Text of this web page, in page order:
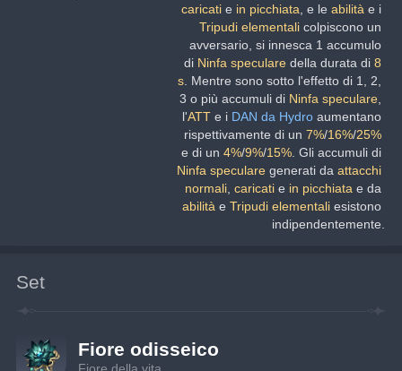
caricati e in picchiata , e le abilità e i
Tripudi elementali colpiscono un
avversario, si innesca 1 accumulo
di Ninfa speculare della durata di 8
s . Mentre sono sotto l'effetto di 1, 2,
3 o più accumuli di Ninfa speculare
l'ATT e i DAN da Hydro aumentano
rispettivamente di un 7%/16%/25%
e di un 4%/9%/15% . Gli accumuli di
Ninfa speculare generati da attacchi
normali , caricati e in picchiata e da
abilità e Tripudi elementali esistono
indipendentemente.
Set
Fiore odisseico